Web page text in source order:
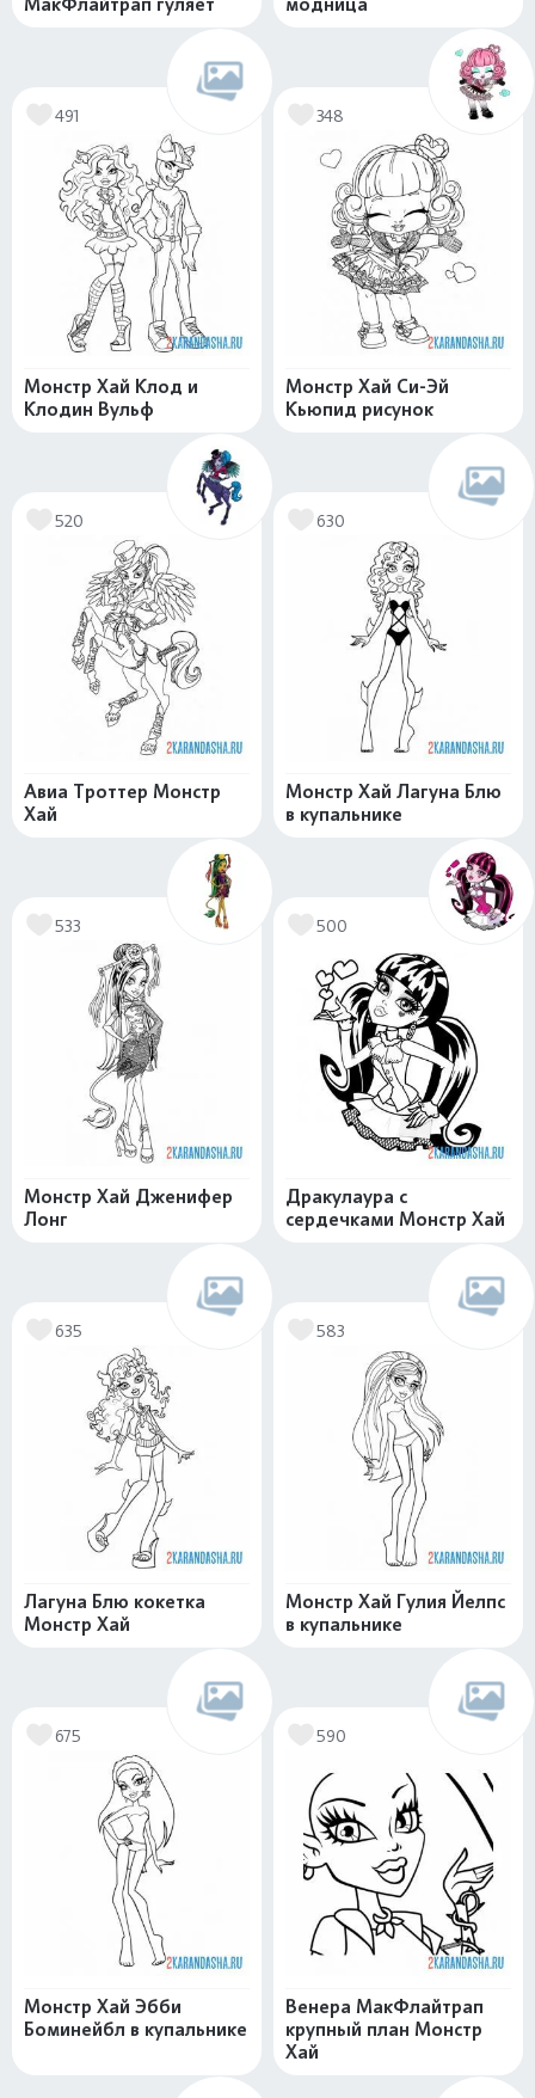
МакФлайтрап гуляет модница
491
Монстр Хай Клод и
Клодин Вульф
348
Монстр Хай Си-Эй
Кьюпид рисунок
520
Авиа Троттер Монстр
Хай
630
Монстр Хай Лагуна Блю
в купальнике
533
Монстр Хай Дженифер
Лонг
500
Дракулаура с
сердечками Монстр Хай
635
Лагуна Блю кокетка
Монстр Хай
583
Монстр Хай Гулия Йелпс
в купальнике
675
Монстр Хай Эбби
Боминейбл в купальнике
590
Венера МакФлайтрап
крупный план Монстр
Хай